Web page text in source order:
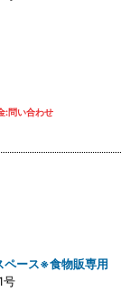
:問い合わせ
ペース※食物販専用
号